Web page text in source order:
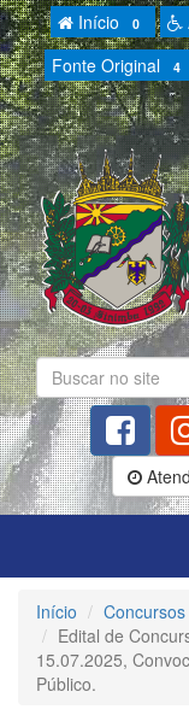
Início 0
Fonte Original 4
Início
Edital de
15.07.2025,
Público.